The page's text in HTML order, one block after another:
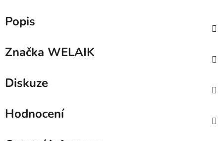
Popis
Značka WELAIK
Diskuze
Hodnocení